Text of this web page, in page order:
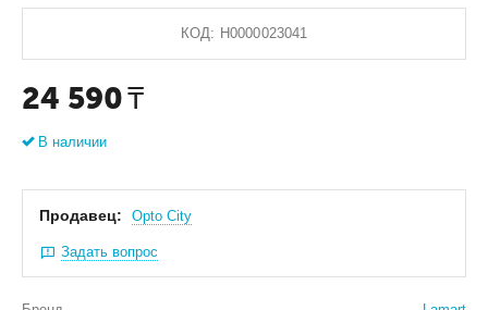
КОД: Н0000023041
24 590 ₸
В наличии
Продавец: Оpto City
Задать вопрос